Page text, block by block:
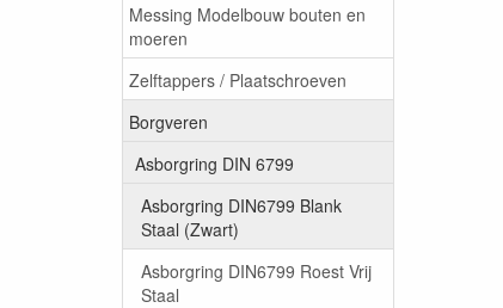
Messing Modelbouw bouten en
moeren
Zelftappers / Plaatschroeven
Borgveren
Asborgring DIN 6799
Asborgring DIN6799 Blank
Staal (Zwart)
Asborgring DIN6799 Roest Vrij
Staal